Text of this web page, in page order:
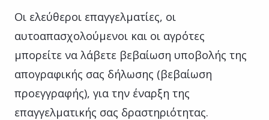
Οι ελεύθεροι επαγγελματίες, οι
αυτοαπασχολούμενοι και οι αγρότες
μπορείτε να λάβετε βεβαίωση υποβολής της
απογραφικής σας δήλωσης (βεβαίωση
προεγγραφής), για την έναρξη της
επαγγελματικής σας δραστηριότητας.